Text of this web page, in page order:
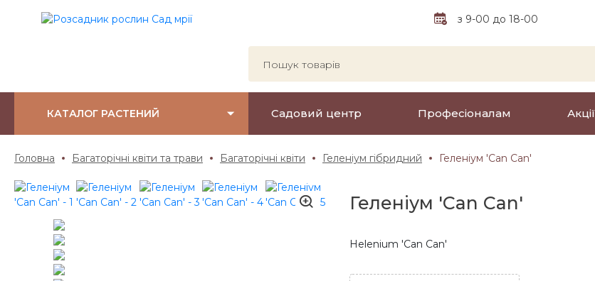
з 9-00 до 18-00
КАТАЛОГ РАСТЕНИЙ Садовий центр Професіоналам Акції
Головна Багаторічні квіти та трави Багаторічні квіти Геленіум гібридний Геленіум 'Can Can'
Геленіум 'Can Can'
Helenium 'Can Can'